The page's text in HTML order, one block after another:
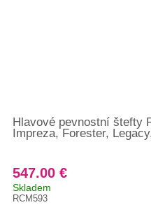
Hlavové pevnostní štefty
Impreza, Forester,
547.00 €
Skladem
RCM593